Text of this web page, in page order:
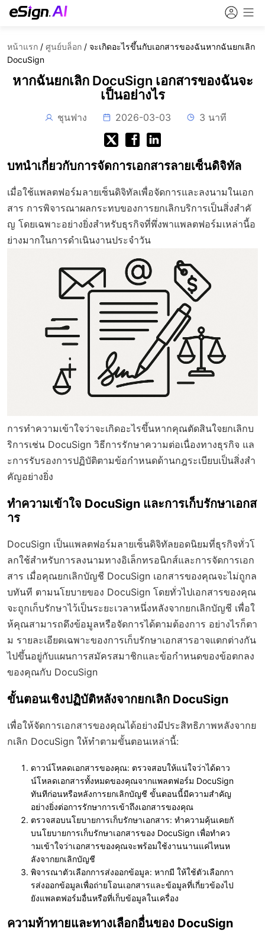
หน้าแรก / ศูนย์บล็อก / จะเกิดอะไรขึ้นกับเอกสารของฉันหากฉันยกเลิก
DocuSign
หากฉันยกเลิก DocuSign เอกสารของฉันจะ
เป็นอย่างไร
ชุนฟาง 2026-03-03 3 นาที
บทนำเกี่ยวกับการจัดการเอกสารลายเซ็นดิจิทัล
เมื่อใช้แพลตฟอร์มลายเซ็นดิจิทัลเพื่อจัดการและลงนามในเอก
สาร การพิจารณาผลกระทบของการยกเลิกบริการเป็นสิ่งสำคั
ญ โดยเฉพาะอย่างยิ่งสำหรับธุรกิจที่พึ่งพาแพลตฟอร์มเหล่านี้อ
ย่างมากในการดำเนินงานประจำวัน
การทำความเข้าใจว่าจะเกิดอะไรขึ้นหากคุณตัดสินใจยกเลิกบ
ริการเช่น DocuSign วิธีการรักษาความต่อเนื่องทางธุรกิจ แล
ะการรับรองการปฏิบัติตามข้อกำหนดด้านกฎระเบียบเป็นสิ่งสำ
คัญอย่างยิ่ง
ทำความเข้าใจ DocuSign และการเก็บรักษาเอกส
าร
DocuSign เป็นแพลตฟอร์มลายเซ็นดิจิทัลยอดนิยมที่ธุรกิจทั่วโ
ลกใช้สำหรับการลงนามทางอิเล็กทรอนิกส์และการจัดการเอก
สาร เมื่อคุณยกเลิกบัญชี DocuSign เอกสารของคุณจะไม่ถูกล
บทันที ตามนโยบายของ DocuSign โดยทั่วไปเอกสารของคุณ
จะถูกเก็บรักษาไว้เป็นระยะเวลาหนึ่งหลังจากยกเลิกบัญชี เพื่อใ
ห้คุณสามารถดึงข้อมูลหรือจัดการได้ตามต้องการ อย่างไรก็ตา
ม รายละเอียดเฉพาะของการเก็บรักษาเอกสารอาจแตกต่างกัน
ไปขึ้นอยู่กับแผนการสมัครสมาชิกและข้อกำหนดของข้อตกลง
ของคุณกับ DocuSign
ขั้นตอนเชิงปฏิบัติหลังจากยกเลิก DocuSign
เพื่อให้จัดการเอกสารของคุณได้อย่างมีประสิทธิภาพหลังจากย
กเลิก DocuSign ให้ทำตามขั้นตอนเหล่านี้:
ดาวน์โหลดเอกสารของคุณ: ตรวจสอบให้แน่ใจว่าได้ดาว
น์โหลดเอกสารทั้งหมดของคุณจากแพลตฟอร์ม DocuSign
ทันทีก่อนหรือหลังการยกเลิกบัญชี ขั้นตอนนี้มีความสำคัญ
อย่างยิ่งต่อการรักษาการเข้าถึงเอกสารของคุณ
ตรวจสอบนโยบายการเก็บรักษาเอกสาร: ทำความคุ้นเคยกั
บนโยบายการเก็บรักษาเอกสารของ DocuSign เพื่อทำคว
ามเข้าใจว่าเอกสารของคุณจะพร้อมใช้งานนานแค่ไหนห
ลังจากยกเลิกบัญชี
พิจารณาตัวเลือกการส่งออกข้อมูล: หากมี ให้ใช้ตัวเลือกกา
รส่งออกข้อมูลเพื่อถ่ายโอนเอกสารและข้อมูลที่เกี่ยวข้องไป
ยังแพลตฟอร์มอื่นหรือที่เก็บข้อมูลในเครื่อง
ความท้าทายและทางเลือกอื่นของ DocuSign